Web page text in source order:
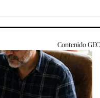
ContenidoGEC